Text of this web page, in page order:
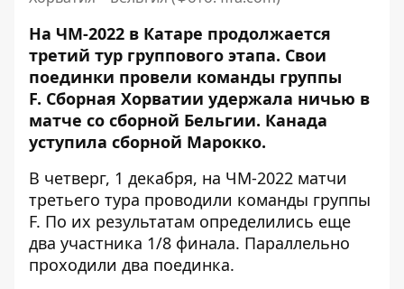
На ЧМ-2022 в Катаре продолжается
третий тур группового этапа. Свои
поединки провели команды группы
F. Сборная Хорватии удержала ничью в
матче со сборной Бельгии. Канада
уступила сборной Марокко.
В четверг, 1 декабря, на ЧМ-2022 матчи
третьего тура проводили команды группы
F. По их результатам определились еще
два участника 1/8 финала. Параллельно
проходили два поединка.